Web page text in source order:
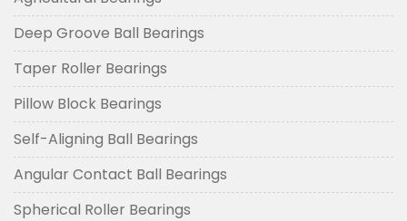
Deep Groove Ball Bearings
Taper Roller Bearings
Pillow Block Bearings
Self-Aligning Ball Bearings
Angular Contact Ball Bearings
Spherical Roller Bearings